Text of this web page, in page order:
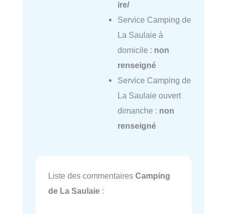
ire/
Service Camping de
La Saulaie à
domicile : non
renseigné
Service Camping de
La Saulaie ouvert
dimanche : non
renseigné
Liste des commentaires Camping
de La Saulaie :